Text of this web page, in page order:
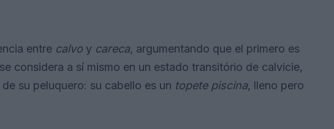
entre calvo y careca, argumentando que el primero es
considera a sí mismo en un estado transitório de calvicie,
su peluquero: su cabello es un topete piscina, lleno pero